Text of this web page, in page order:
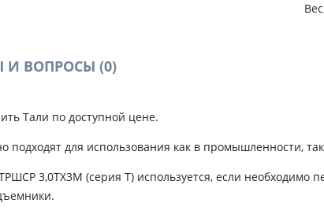
И ВОПРОСЫ (0)
Тали по доступной цене.
для использования как в промышленности, так
3,0ТХ3М (серия T) используется, если необходимо